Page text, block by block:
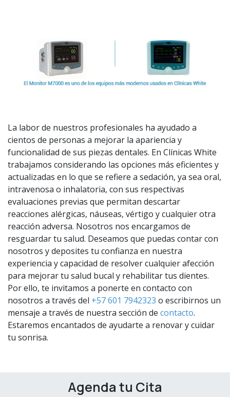
La labor de nuestros profesionales ha ayudado a
cientos de personas a mejorar la apariencia y
funcionalidad de sus piezas dentales. En Clínicas White
trabajamos considerando las opciones más eficientes y
actualizadas en lo que se refiere a sedación, ya sea oral,
intravenosa o inhalatoria, con sus respectivas
evaluaciones previas que permitan descartar
reacciones alérgicas, náuseas, vértigo y cualquier otra
reacción adversa. Nosotros nos encargamos de
resguardar tu salud. Deseamos que puedas contar con
nosotros y deposites tu confianza en nuestra
experiencia y capacidad de resolver cualquier afección
para mejorar tu salud bucal y rehabilitar tus dientes.
Por ello, te invitamos a ponerte en contacto con
nosotros a través del +57 601 7942323 o escribirnos un
mensaje a través de nuestra sección de contacto.
Estaremos encantados de ayudarte a renovar y cuidar
tu sonrisa.
Agenda tu Cita